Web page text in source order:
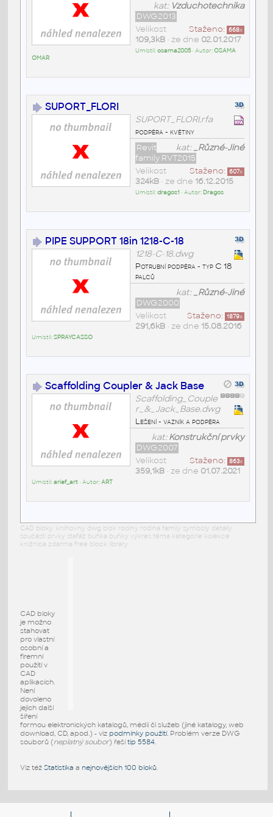
kat: Vzduchotechnika
DWG2013
Staženo: 668x
Velikost
109,3kB• ze dne 02.01.2017
Umístil:osama2005• Autor:OSAMA
OMAR
SUPORT_FLORI
SUPORT_FLORI.rfa
podpěra - květiny
kat:_Různé-Jiné
Revit
family RVT2015
Staženo: 607x
Velikost
324kB• ze dne 16.12.2015
Umístil:dragos1 • Autor: Dragos
PIPE SUPPORT 18in 1218-C-18
1218-C-18.dwg
Potrubní podpěra - typ C 18
palců
kat:_Různé-Jiné
DWG2000
Staženo: 1879x
Velikost
291,6kB• ze dne 15.08.2016
Umístil:SPRAYCASSO
Scaffolding Coupler & Jack Base
Scaffolding_Couple
r_&_Jack_Base.dwg
Lešení - vazník a podpěra
kat:Konstrukční prvky
DWG2007
Staženo: 863x
Velikost
359,1kB• ze dne 01.07.2021
Umístil:arief_art• Autor:ART
CAD bloky: knihovny dwg blok rodiny rodina family symboly detaily
součásti prvky stafáž buňka buňky výkres téma kategorie kolekce
knižnica zdarma free block library
CAD bloky
je možno
stahovat
pro vlastní
osobní a
firemní
použití v
CAD
aplikacích.
Není
dovoleno
jejich další
šíření
formou elektronických katalogů, médií či služeb (jiné katalogy, web
download, CD, apod.) - viz podmínky použití. Problém verze DWG
souborů (neplatný soubor) řešítip 5584.
Viz též Statistika a nejnovějších 100 bloků.